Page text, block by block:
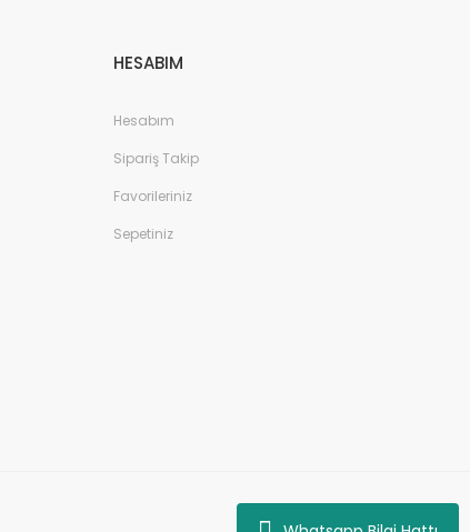
HESABIM
Hesabım
Sipariş Takip
Favorileriniz
Sepetiniz